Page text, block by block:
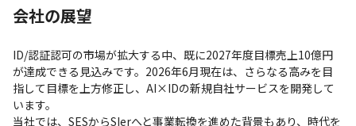
会社の展望
ID/認証認可の市場が拡大する中、既に2027年度目標売上10億円
が達成できる見込みです。2026年6月現在は、さらなる高みを目
指して目標を上方修正し、AI×IDの新規自社サービスを開発して
います。
当社では、SESからSIerへと事業転換を進めた背景もあり、時代を